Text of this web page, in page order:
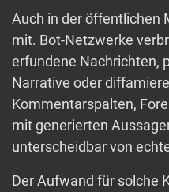
Auch in der öffentlichen
mit. Bot-Netzwerke
erfundene Nachrichten,
Narrative oder
Kommentarspalten,
mit generierten
unterscheidbar von
Der Aufwand für solche